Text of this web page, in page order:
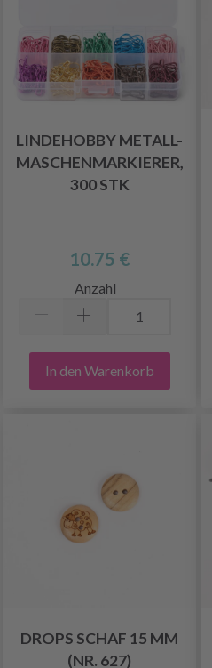
LINDEHOBBY METALL-
MASCHENMARKIERER,
300 STK
10.75 €
Anzahl
In den Warenkorb
DROPS SCHAF 15 MM
(NR. 627)